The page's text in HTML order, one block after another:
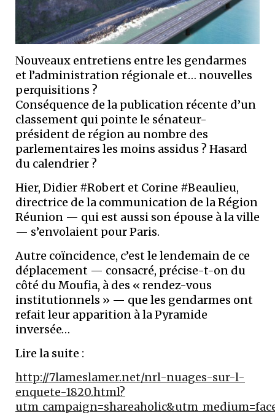
Nouveaux entretiens entre les gendarmes
et l’administration régionale et… nouvelles
perquisitions ?
Conséquence de la publication récente d’un
classement qui pointe le sénateur-
président de région au nombre des
parlementaires les moins assidus ? Hasard
du calendrier ?
Hier, Didier #Robert et Corine #Beaulieu,
directrice de la communication de la Région
Réunion — qui est aussi son épouse à la ville
— s’envolaient pour Paris.
Autre coïncidence, c’est le lendemain de ce
déplacement — consacré, précise-t-on du
côté du Moufia, à des « rendez-vous
institutionnels » — que les gendarmes ont
refait leur apparition à la Pyramide
inversée…
Lire la suite :
http://7lameslamer.net/nrl-nuages-sur-l-
enquete-1820.html?